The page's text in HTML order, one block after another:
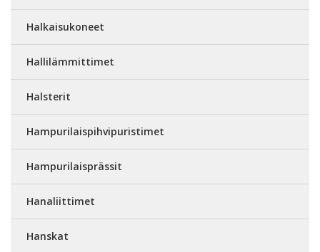
Halkaisukoneet
Hallilämmittimet
Halsterit
Hampurilaispihvipuristimet
Hampurilaisprässit
Hanaliittimet
Hanskat